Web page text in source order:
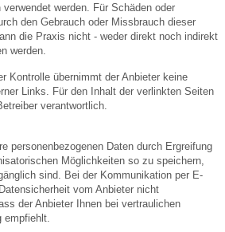
werden. Für Schäden oder
den Gebrauch oder Missbrauch dieser
die Praxis nicht - weder direkt noch indirekt
werden.
Kontrolle übernimmt der Anbieter keine
Links. Für den Inhalt der verlinkten Seiten
verantwortlich.
personenbezogenen Daten durch Ergreifung
Möglichkeiten so zu speichern,
sind. Bei der Kommunikation per E-
vom Anbieter nicht
der Anbieter Ihnen bei vertraulichen
empfiehlt.